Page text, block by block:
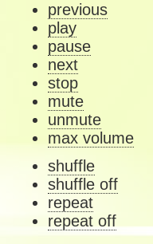
previous
play
pause
next
stop
mute
unmute
max volume
shuffle
shuffle off
repeat
repeat off